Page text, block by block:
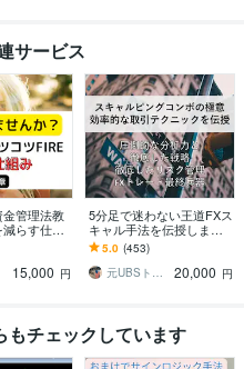
サービス
管理法教
らす仕組
設計
15,000 円
5分足で迷わない王道FXス
キャル手法を伝授します
エントリー・利確・損切
りで迷わないスキャルの
型
5.0 (453)
元UBSトレーダー
20,000 円
もチェックしています